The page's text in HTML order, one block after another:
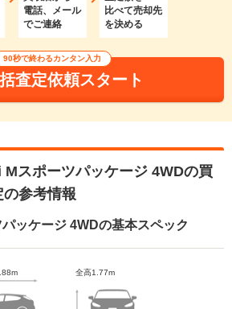
電話、メール
でご連絡
比べて売却先
を決める
90秒で終わるカンタン入力
査定依頼スタート
Mスポーツパッケージ 4WDの買
参考情報
ッケージ 4WDの基本スペック
全高1.77m